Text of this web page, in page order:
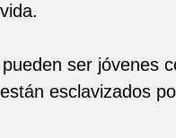
ser jóvenes
esclavizados